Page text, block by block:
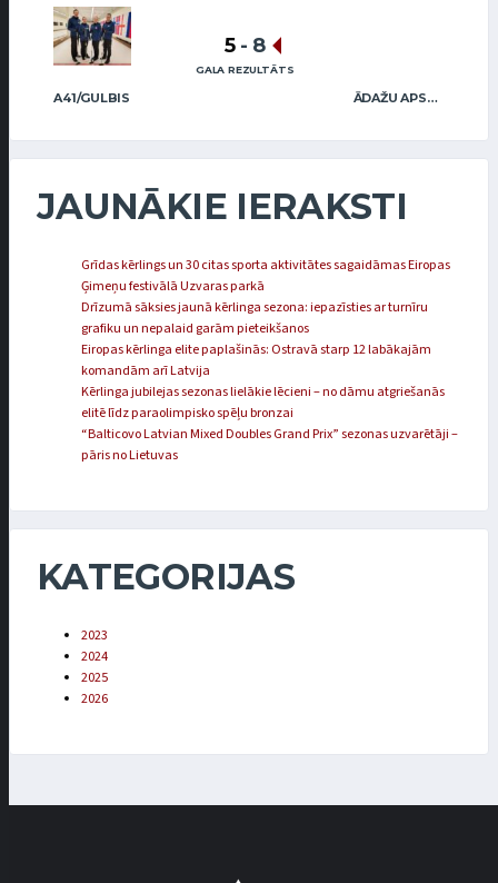
A41/GULBIS ĀDAŽU APSARDZE
5 - 8
GALA REZULTĀTS
JAUNĀKIE IERAKSTI
Grīdas kērlings un 30 citas sporta aktivitātes sagaidāmas Eiropas
Ģimeņu festivālā Uzvaras parkā
Drīzumā sāksies jaunā kērlinga sezona: iepazīsties ar turnīru
grafiku un nepalaid garām pieteikšanos
Eiropas kērlinga elite paplašinās: Ostravā starp 12 labākajām
komandām arī Latvija
Kērlinga jubilejas sezonas lielākie lēcieni – no dāmu atgriešanās
elitē līdz paraolimpisko spēļu bronzai
“Balticovo Latvian Mixed Doubles Grand Prix” sezonas uzvarētāji –
pāris no Lietuvas
KATEGORIJAS
2023
2024
2025
2026